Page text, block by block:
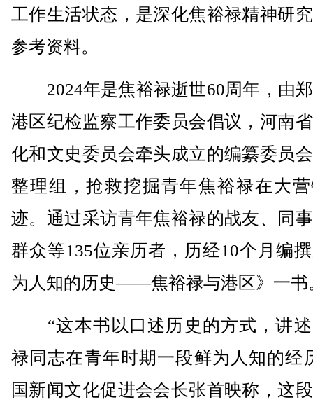
工作生活状态，是深化焦裕禄精神研
参考资料。
2024年是焦裕禄逝世60周年，由
港区纪检监察工作委员会倡议，河南
化和文史委员会牵头成立的编纂委员
整理组，抢救挖掘青年焦裕禄在大
迹。通过采访青年焦裕禄的战友、同
群众等135位亲历者，历经10个月编
为人知的历史——焦裕禄与港区》一书
“这本书以口述历史的方式，讲述
禄同志在青年时期一段鲜为人知的经
国新闻文化促进会会长张首映称，这